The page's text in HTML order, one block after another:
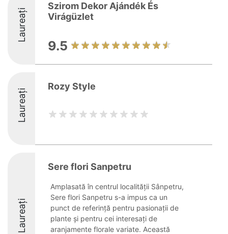
Laureați
Szirom Dekor Ajándék És
Virágüzlet
9.5
Laureați
Rozy Style
Laureați
Sere flori Sanpetru
Amplasată în centrul localității Sânpetru,
Sere flori Sanpetru s-a impus ca un
punct de referință pentru pasionații de
plante și pentru cei interesați de
aranjamente florale variate. Această